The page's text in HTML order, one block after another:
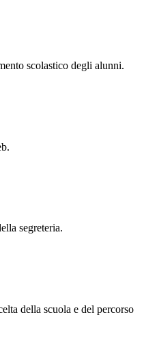
scolastico degli alunni.
segreteria.
della scuola e del percorso